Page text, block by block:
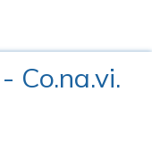
- Co.na.vi.